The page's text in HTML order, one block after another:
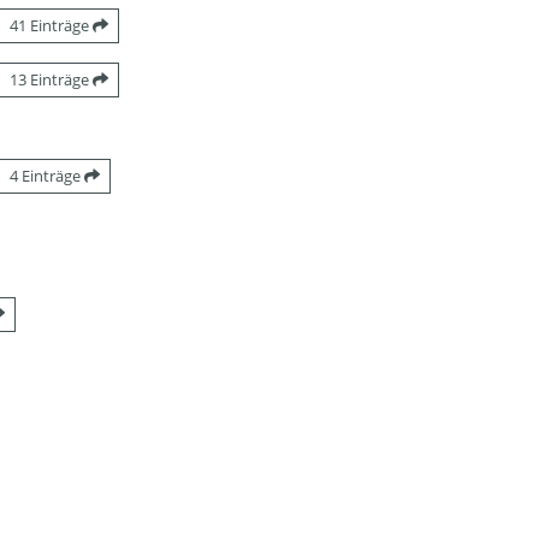
41 Einträge
13 Einträge
4 Einträge